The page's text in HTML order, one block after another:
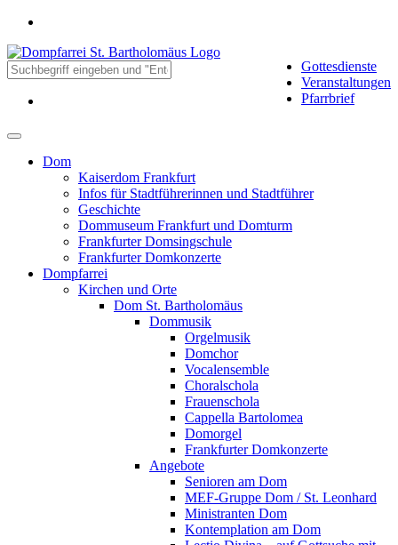
Gottesdienste
Veranstaltungen
Pfarrbrief
Dom
Kaiserdom Frankfurt
Infos für Stadtführerinnen und Stadtführer
Geschichte
Dommuseum Frankfurt und Domturm
Frankfurter Domsingschule
Frankfurter Domkonzerte
Dompfarrei
Kirchen und Orte
Dom St. Bartholomäus
Dommusik
Orgelmusik
Domchor
Vocalensemble
Choralschola
Frauenschola
Cappella Bartolomea
Domorgel
Frankfurter Domkonzerte
Angebote
Senioren am Dom
MEF-Gruppe Dom / St. Leonhard
Ministranten Dom
Kontemplation am Dom